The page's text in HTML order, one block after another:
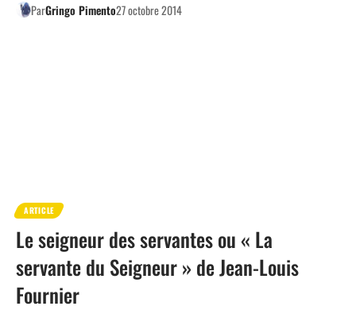
ParGringo Pimento27 octobre 2014
ARTICLE
Le seigneur des servantes ou « La
servante du Seigneur » de Jean-Louis
Fournier